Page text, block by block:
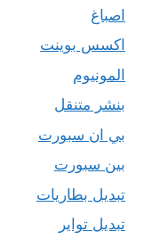
اصباغ
اكسس بوينت
المونيوم
بنشر متنقل
بي ان سبورت
بين سبورت
تبديل بطاريات
تبديل تواير